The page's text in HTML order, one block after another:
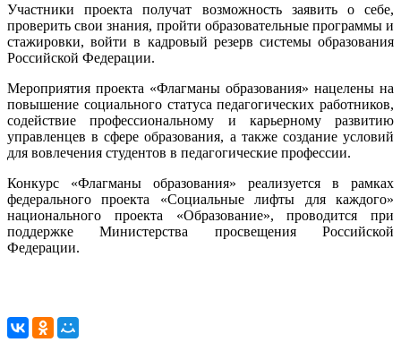
Участники проекта получат возможность заявить о себе,
проверить свои знания, пройти образовательные программы и
стажировки, войти в кадровый резерв системы образования
Российской Федерации.
Мероприятия проекта «Флагманы образования» нацелены на
повышение социального статуса педагогических работников,
содействие профессиональному и карьерному развитию
управленцев в сфере образования, а также создание условий
для вовлечения студентов в педагогические профессии.
Конкурс «Флагманы образования» реализуется в рамках
федерального проекта «Социальные лифты для каждого»
национального проекта «Образование», проводится при
поддержке Министерства просвещения Российской
Федерации.